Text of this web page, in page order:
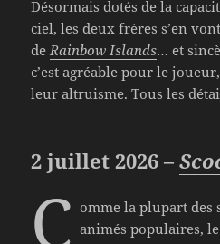
Désormais dotés de la
ciel, les deux frères s’en
de Rainbow Islands… et
c’est agréable pour le
leur altruisme. Tous les
2 juillet 2026 –
C omme la plupart des
animés populaires,